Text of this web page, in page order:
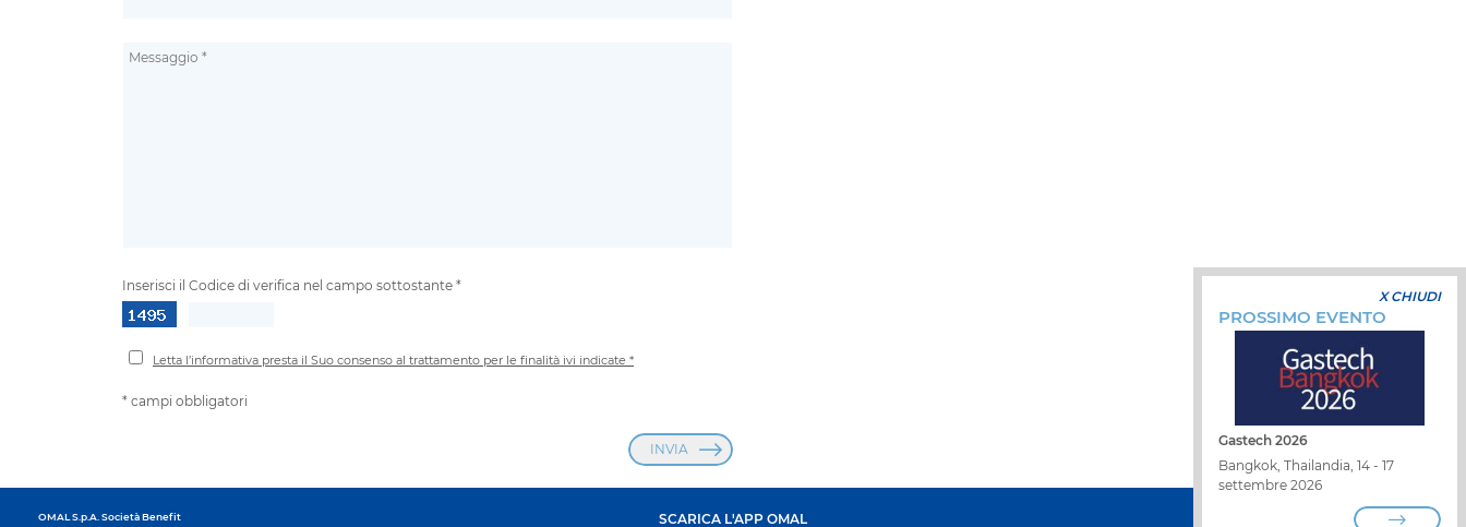
Inserisci il Codice di verifica nel campo sottostante *
Letta l’informativa presta il Suo consenso al trattamento per le finalità ivi indicate *
* campi obbligatori
INVIA
OMAL S.p.A. Società Benefit
SCARICA L'APP OMAL
X CHIUDI
PROSSIMO EVENTO
Gastech 2026
Bangkok, Thailandia, 14 - 17
settembre 2026